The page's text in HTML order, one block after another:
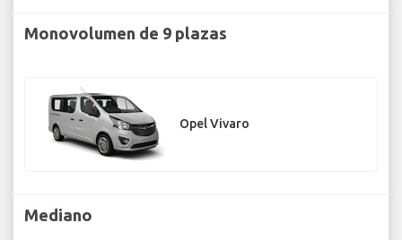
Monovolumen de 9 plazas
Opel Vivaro
Mediano